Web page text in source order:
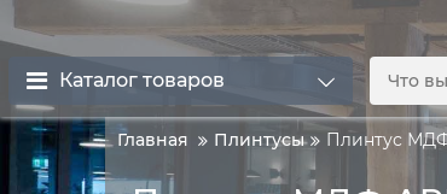
Каталог товаров
Главная Плинтусы Плинтус МДФ